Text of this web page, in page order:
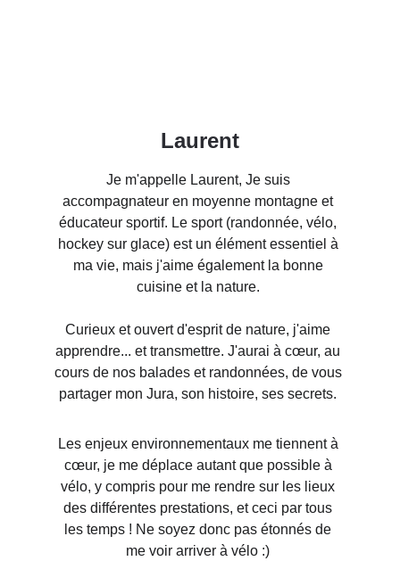
Laurent
Je m'appelle Laurent, Je suis
accompagnateur en moyenne montagne et
éducateur sportif. Le sport (randonnée, vélo,
hockey sur glace) est un élément essentiel à
ma vie, mais j'aime également la bonne
cuisine et la nature.
Curieux et ouvert d'esprit de nature, j'aime
apprendre... et transmettre. J'aurai à cœur, au
cours de nos balades et randonnées, de vous
partager mon Jura, son histoire, ses secrets.
Les enjeux environnementaux me tiennent à
cœur, je me déplace autant que possible à
vélo, y compris pour me rendre sur les lieux
des différentes prestations, et ceci par tous
les temps ! Ne soyez donc pas étonnés de
me voir arriver à vélo :)